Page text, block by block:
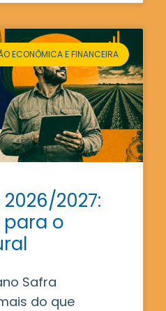
ECONÔMICA E FINANCEIRA
2027:
para o
Safra
do que